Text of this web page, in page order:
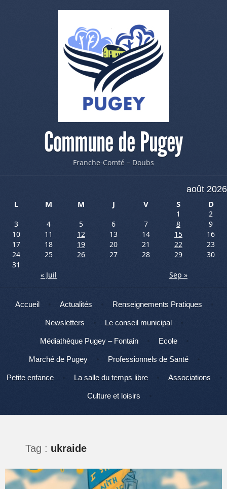
Commune de Pugey
Franche-Comté – Doubs
août 2026
L
M M J V S D
1
2
3
4 5 6 7 8
9
10
11 12 13 14 15
16
17
18 19 20 21 22
23
24
25 26 27 28 29
30
31
« Juil
Sep »
Menu
Aller au contenu
Accueil Actualités Renseignements Pratiques
Newsletters Le conseil municipal
Médiathèque Pugey – Fontain Ecole
Marché de Pugey Professionnels de Santé
Petite enfance La salle du temps libre Associations
Culture et loisirs
Tag : ukraide